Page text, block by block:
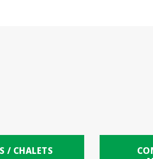
/ CHALETS